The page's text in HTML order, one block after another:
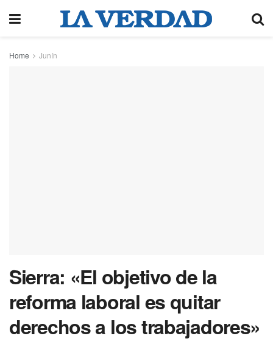
Home Junín
Sierra: «El objetivo de la
reforma laboral es quitar
derechos a los trabajadores»